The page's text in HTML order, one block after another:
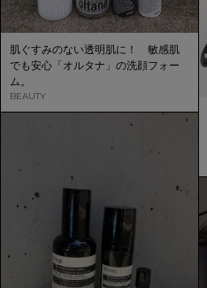
肌ぐすみのない透明肌に！ 敏感肌
でも安心「オルタナ」の洗顔フォー
ム。
BEAUTY